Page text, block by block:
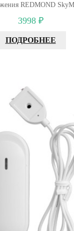
REDMOND
3998 ₽
ПОДРОБНЕЕ